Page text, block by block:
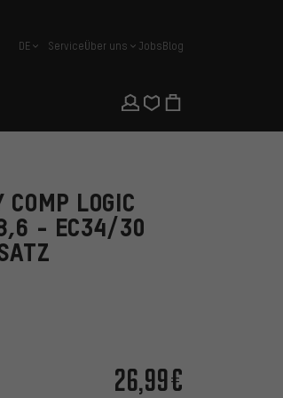
Deutsch
DE ServiceÜber uns JobsBlog
COMP LOGIC
- EC34/30
26,99€